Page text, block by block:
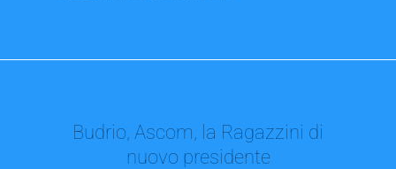
Budrio, Ascom, la Ragazzini di
nuovo presidente